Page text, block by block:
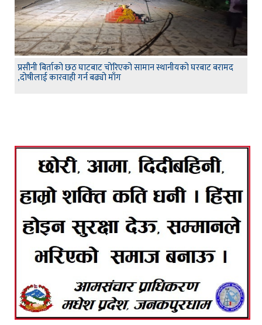
प्रसौनी बिर्ताको छठ घाटबाट चोरिएको सामान स्थानीयको घरबाट बरामद
,दोषीलाई कारवाही गर्न बढ्यो माँग